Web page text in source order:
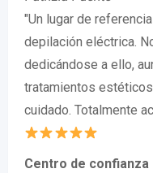
"Un lugar de
depilación eléctrica.
dedicándose a ello,
tratamientos
cuidado. Totalmente
Centro de confianza